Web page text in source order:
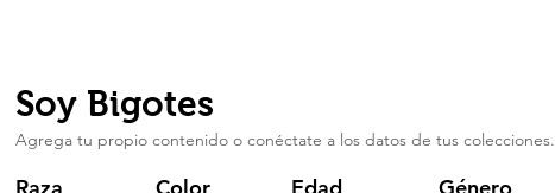
Soy Bigotes
Agrega tu propio contenido o conéctate a los datos de tus colecciones.
Raza Color Edad Género